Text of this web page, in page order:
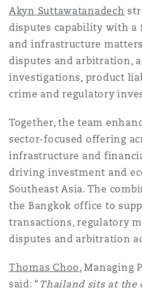
Akyn Suttawatanadech
disputes capability with a
and infrastructure
disputes and arbitration,
investigations, product
crime and regulatory
Together, the team
sector-focused offering
infrastructure and
driving investment and
Southeast Asia. The
the Bangkok office to
transactions, regulatory
disputes and arbitration
Thomas Choo, Managing
said: “Thailand sits at